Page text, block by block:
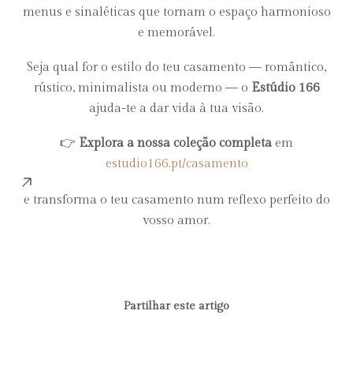
menus e sinaléticas que tornam o espaço harmonioso
e memorável.
Seja qual for o estilo do teu casamento — romântico,
rústico, minimalista ou moderno — o Estúdio 166
ajuda-te a dar vida à tua visão.
👉 Explora a nossa coleção completa em
estudio166.pt/casamento
e transforma o teu casamento num reflexo perfeito do
vosso amor.
Partilhar este artigo